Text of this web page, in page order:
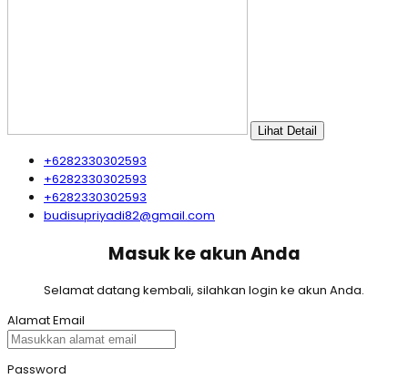
Lihat Detail
+6282330302593
+6282330302593
+6282330302593
budisupriyadi82@gmail.com
Masuk ke akun Anda
Selamat datang kembali, silahkan login ke akun Anda.
Alamat Email
Password